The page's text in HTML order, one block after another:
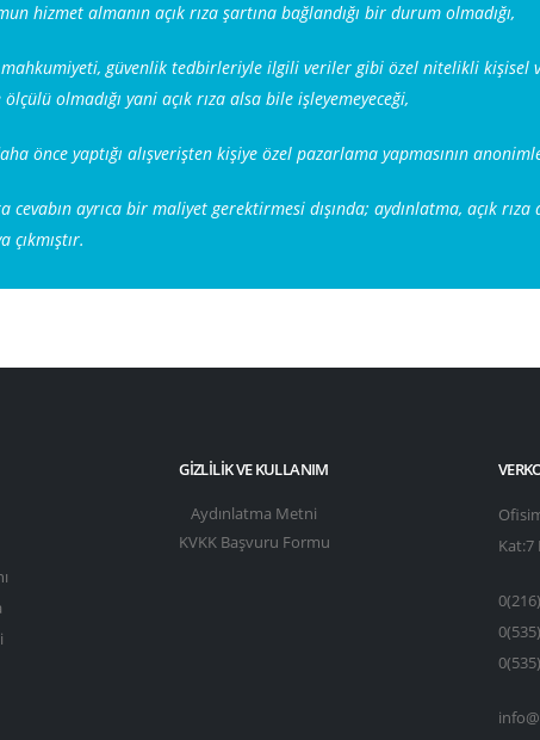
hizmet almanın açık rıza şartına bağlandığı bir durum olmadığı,
güvenlik tedbirleriyle ilgili veriler gibi özel nitelikli kişisel
olmadığı yani açık rıza alsa bile işleyemeyeceği,
önce yaptığı alışverişten kişiye özel pazarlama yapmasının
ayrıca bir maliyet gerektirmesi dışında; aydınlatma, açık
GIZLILIK VE KULLANIM
Aydınlatma Metni
KVKK Başvuru Formu
Kat:7